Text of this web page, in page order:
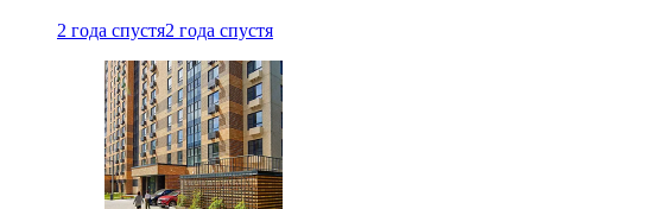
2 года спустя2 года спустя